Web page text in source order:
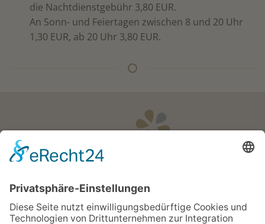
die Nachtdienstgebühr 3,80 EUR.
An Sonn- und Feiertagen zwischen 8 und 20 Uhr
1,30 EUR, ab 20 Uhr 3,80 EUR.